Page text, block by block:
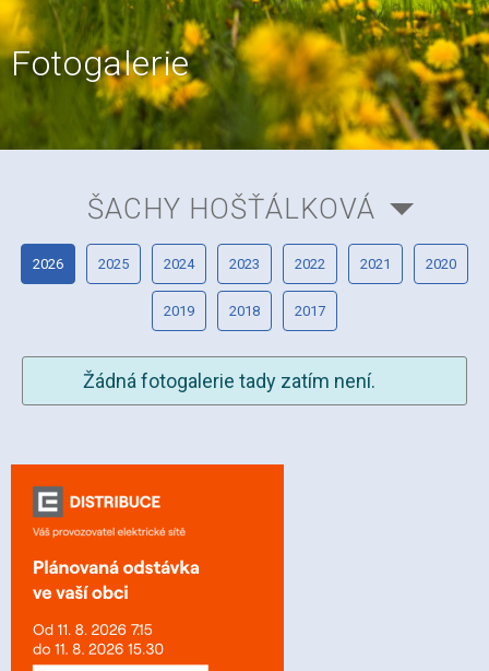
Fotogalerie
ŠACHY HOŠŤÁLKOVÁ
2026 2025 2024 2023 2022 2021 2020
2019 2018 2017
Žádná fotogalerie tady zatím není.